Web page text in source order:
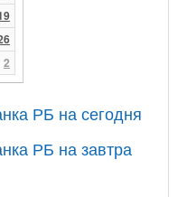
2
РБ на сегодня
РБ на завтра